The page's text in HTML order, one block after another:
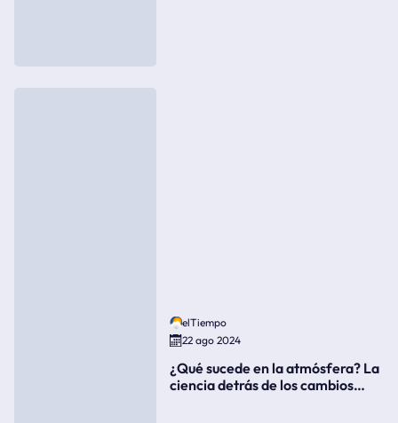
elTiempo
22 ago 2024
¿Qué sucede en la atmósfera? La
ciencia detrás de los cambios